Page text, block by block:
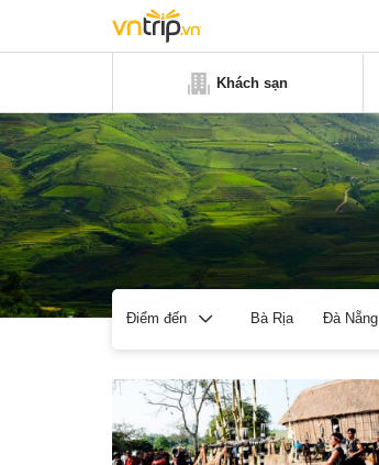
Khách sạn
Điểm đến Bà Rịa Đà Nẵng